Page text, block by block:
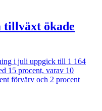
tillväxt ökade
i juli uppgick till 1 164
15 procent, varav 10
förvärv och 2 procent